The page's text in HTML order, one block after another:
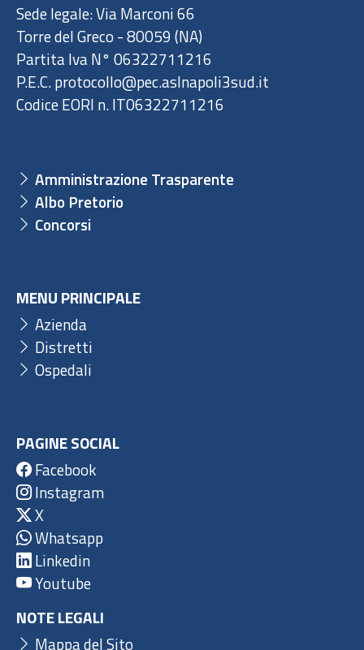
Sede legale: Via Marconi 66
Torre del Greco - 80059 (NA)
Partita Iva N° 06322711216
P.E.C. protocollo@pec.aslnapoli3sud.it
Codice EORI n. IT06322711216
Amministrazione Trasparente
Albo Pretorio
Concorsi
MENU PRINCIPALE
Azienda
Distretti
Ospedali
PAGINE SOCIAL
Facebook
Instagram
X
Whatsapp
Linkedin
Youtube
NOTE LEGALI
Mappa del Sito